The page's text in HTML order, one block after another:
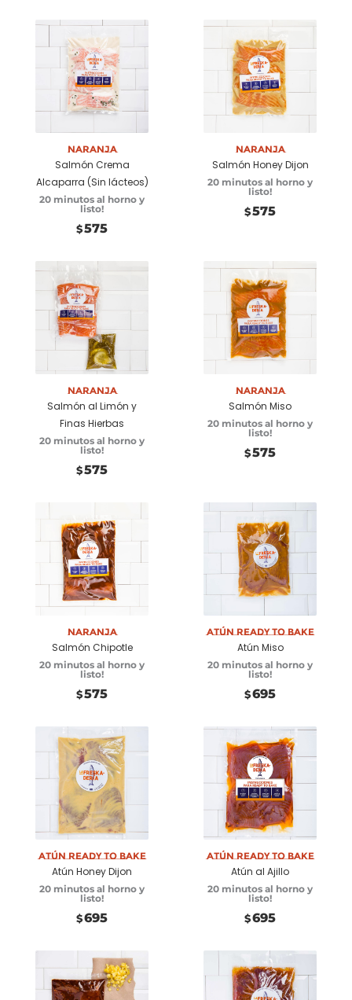
Añadir a
carrito
Naranja
Salmón Crema
Alcaparra (Sin lácteos)
20 minutos al horno y
listo!
$575
Añadir a
carrito
Naranja
Salmón Honey Dijon
20 minutos al horno y
listo!
$575
Añadir a
carrito
Naranja
Salmón al Limón y
Finas Hierbas
20 minutos al horno y
listo!
$575
Añadir a
carrito
Naranja
Salmón Miso
20 minutos al horno y
listo!
$575
Añadir a
carrito
Naranja
Salmón Chipotle
20 minutos al horno y
listo!
$575
Añadir a
carrito
Atún Ready to Bake
Atún Miso
20 minutos al horno y
listo!
$695
Añadir a
carrito
Atún Ready to Bake
Atún Honey Dijon
20 minutos al horno y
listo!
$695
Añadir a
carrito
Atún Ready to Bake
Atún al Ajillo
20 minutos al horno y
listo!
$695